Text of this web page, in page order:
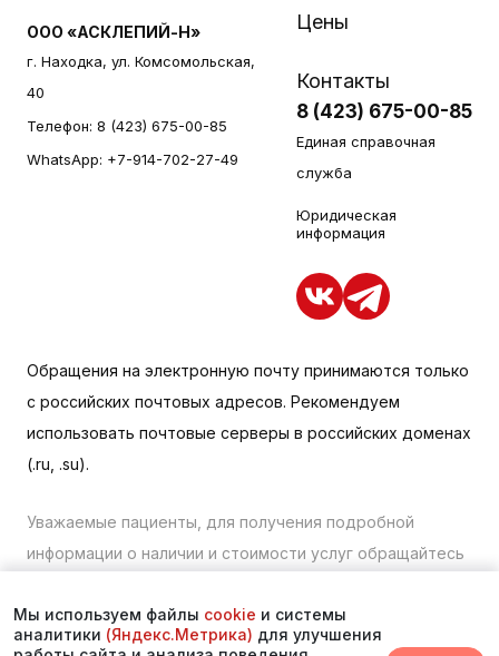
ООО «АСКЛЕПИЙ-Н»
г. Находка, ул. Комсомольская,
40
Телефон: 8 (423) 675-00-85
WhatsApp: +7-914-702-27-49
Цены
Контакты
8 (423) 675-00-85
Единая справочная
служба
Юридическая
информация
Обращения на электронную почту принимаются только
с российских почтовых адресов. Рекомендуем
использовать почтовые серверы в российских доменах
(.ru, .su).
Уважаемые пациенты, для получения подробной
информации о наличии и стоимости услуг обращайтесь
связи или по телефону в Находке:+7 (423) 675-00-85
Мы используем файлы cookie и системы
аналитики (Яндекс.Метрика) для улучшения